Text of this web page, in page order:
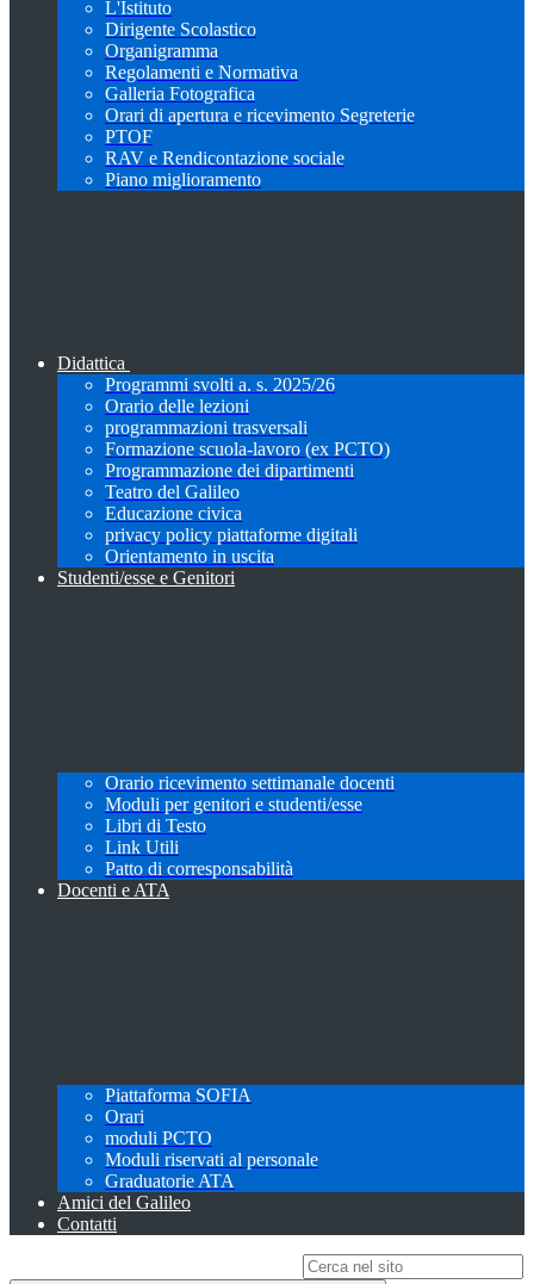
L'Istituto
Dirigente Scolastico
Organigramma
Regolamenti e Normativa
Galleria Fotografica
Orari di apertura e ricevimento Segreterie
PTOF
RAV e Rendicontazione sociale
Piano miglioramento
Didattica
Programmi svolti a. s. 2025/26
Orario delle lezioni
programmazioni trasversali
Formazione scuola-lavoro (ex PCTO)
Programmazione dei dipartimenti
Teatro del Galileo
Educazione civica
privacy policy piattaforme digitali
Orientamento in uscita
Studenti/esse e Genitori
Orario ricevimento settimanale docenti
Moduli per genitori e studenti/esse
Libri di Testo
Link Utili
Patto di corresponsabilità
Docenti e ATA
Piattaforma SOFIA
Orari
moduli PCTO
Moduli riservati al personale
Graduatorie ATA
Amici del Galileo
Contatti